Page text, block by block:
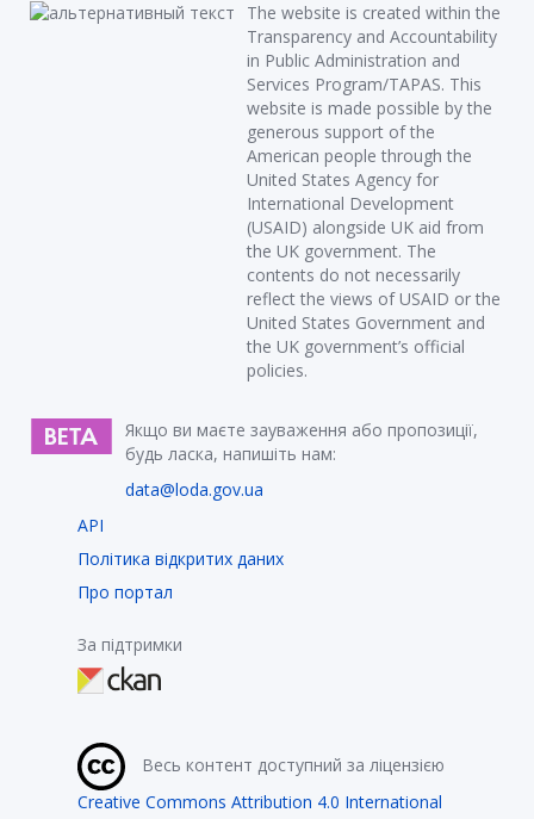
The website is created within the
Transparency and Accountability
in Public Administration and
Services Program/TAPAS. This
website is made possible by the
generous support of the
American people through the
United States Agency for
International Development
(USAID) alongside UK aid from
the UK government. The
contents do not necessarily
reflect the views of USAID or the
United States Government and
the UK government’s official
policies.
Якщо ви маєте зауваження або пропозиції,
будь ласка, напишіть нам:
data@loda.gov.ua
API
Політика відкритих даних
Про портал
За підтримки
Весь контент доступний за ліцензією
Creative Commons Attribution 4.0 International